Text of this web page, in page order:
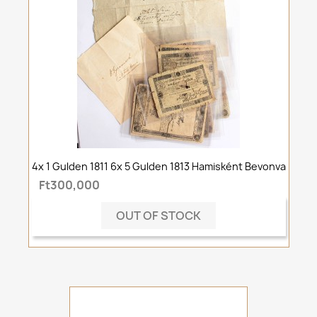
4x 1 Gulden 1811 6x 5 Gulden 1813 Hamisként Bevonva
Ft300,000
OUT OF STOCK